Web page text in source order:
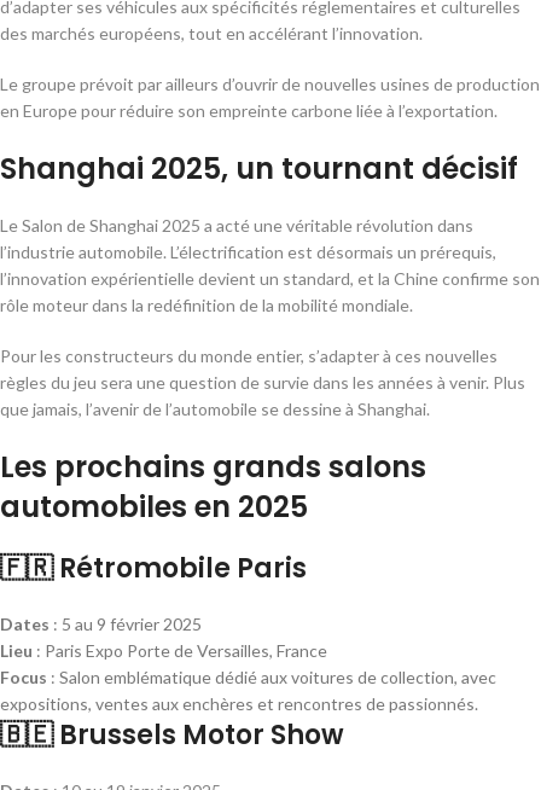
d’adapter ses véhicules aux spécificités réglementaires et culturelles
des marchés européens, tout en accélérant l’innovation.
Le groupe prévoit par ailleurs d’ouvrir de nouvelles usines de production
en Europe pour réduire son empreinte carbone liée à l’exportation.
Shanghai 2025, un tournant décisif
Le Salon de Shanghai 2025 a acté une véritable révolution dans
l’industrie automobile. L’électrification est désormais un prérequis,
l’innovation expérientielle devient un standard, et la Chine confirme son
rôle moteur dans la redéfinition de la mobilité mondiale.
Pour les constructeurs du monde entier, s’adapter à ces nouvelles
règles du jeu sera une question de survie dans les années à venir. Plus
que jamais, l’avenir de l’automobile se dessine à Shanghai.
Les prochains grands salons
automobiles en 2025
🇫🇷 Rétromobile Paris
Dates : 5 au 9 février 2025
Lieu : Paris Expo Porte de Versailles, France
Focus : Salon emblématique dédié aux voitures de collection, avec
expositions, ventes aux enchères et rencontres de passionnés.
🇧🇪 Brussels Motor Show